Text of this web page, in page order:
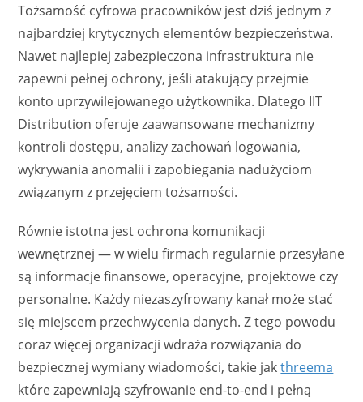
Tożsamość cyfrowa pracowników jest dziś jednym z
najbardziej krytycznych elementów bezpieczeństwa.
Nawet najlepiej zabezpieczona infrastruktura nie
zapewni pełnej ochrony, jeśli atakujący przejmie
konto uprzywilejowanego użytkownika. Dlatego IIT
Distribution oferuje zaawansowane mechanizmy
kontroli dostępu, analizy zachowań logowania,
wykrywania anomalii i zapobiegania nadużyciom
związanym z przejęciem tożsamości.
Równie istotna jest ochrona komunikacji
wewnętrznej — w wielu firmach regularnie przesyłane
są informacje finansowe, operacyjne, projektowe czy
personalne. Każdy niezaszyfrowany kanał może stać
się miejscem przechwycenia danych. Z tego powodu
coraz więcej organizacji wdraża rozwiązania do
bezpiecznej wymiany wiadomości, takie jakthreema
które zapewniają szyfrowanie end-to-end i pełną